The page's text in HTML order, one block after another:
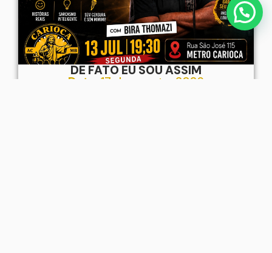
DE FATO EU SOU ASSIM
Data:
17 de agosto, 2026